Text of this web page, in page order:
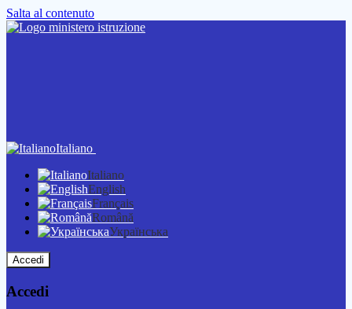
Salta al contenuto
Italiano
Italiano
English
Français
Română
Українська
Accedi
Accedi